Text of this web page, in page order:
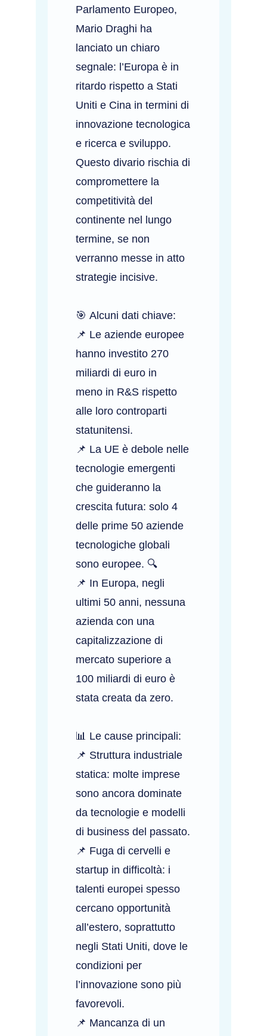
Parlamento Europeo,
Mario Draghi ha
lanciato un chiaro
segnale: l’Europa è in
ritardo rispetto a Stati
Uniti e Cina in termini di
innovazione tecnologica
e ricerca e sviluppo.
Questo divario rischia di
compromettere la
competitività del
continente nel lungo
termine, se non
verranno messe in atto
strategie incisive.
🎯 Alcuni dati chiave:
📌 Le aziende europee
hanno investito 270
miliardi di euro in
meno in R&S rispetto
alle loro controparti
statunitensi.
📌 La UE è debole nelle
tecnologie emergenti
che guideranno la
crescita futura: solo 4
delle prime 50 aziende
tecnologiche globali
sono europee. 🔍
📌 In Europa, negli
ultimi 50 anni, nessuna
azienda con una
capitalizzazione di
mercato superiore a
100 miliardi di euro è
stata creata da zero.
📊 Le cause principali:
📌 Struttura industriale
statica: molte imprese
sono ancora dominate
da tecnologie e modelli
di business del passato.
📌 Fuga di cervelli e
startup in difficoltà: i
talenti europei spesso
cercano opportunità
all’estero, soprattutto
negli Stati Uniti, dove le
condizioni per
l’innovazione sono più
favorevoli.
📌 Mancanza di un